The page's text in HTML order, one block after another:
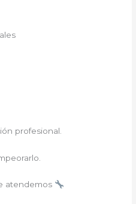
profesional.
atendemos